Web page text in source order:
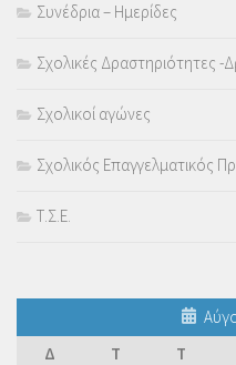
Συνέδρια – Ημερίδες
Σχολικές Δραστηριότητες -
Σχολικοί αγώνες
Σχολικός Επαγγελματικός
Τ.Σ.Ε.
Δ
Τ Τ